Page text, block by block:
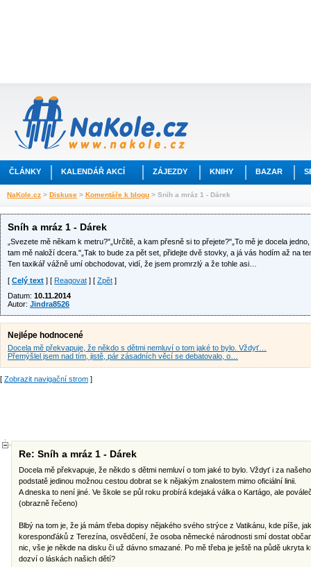
ČLÁNKY KALENDÁŘ AKCÍ ZÁJEZDY KNIHY BAZAR
NaKole.cz > Diskuse > Komentáře k blogu > Sníh a mráz 1 - Dárek
Sníh a mráz 1 - Dárek
„Svezete mě někam k metru?"„Určitě, a kam přesně si to přejete?"„To mě je docela
tam mě naloží dcera."„Tak to bude za pět set, přidejte dvě stovky, a já vás hodím až na
Ten taxikář vážně umí obchodovat, vidí, že jsem promrzlý a že tohle asi…
[ Celý text ] [ Reagovat ] [ Zpět ]
Datum: 10.11.2014
Autor: Jindra8526
Nejlépe hodnocené
Docela mě překvapuje, že někdo s dětmi nemluví o tom jaké to bylo. Vždyť…
Přemýšlel jsem nad tím, jistě, pár zásadních věcí se debatovalo, o…
[ Zobrazit navigační strom ]
Re: Sníh a mráz 1 - Dárek
Docela mě překvapuje, že někdo s dětmi nemluví o tom jaké to bylo. Vždyť i za
podstatě jedinou možnou cestou dobrat se k nějakým znalostem mimo oficiální linii.
A dneska to není jiné. Ve škole se půl roku probírá kdejaká válka o Kartágo, ale
(obrazně řečeno)
Blbý na tom je, že já mám třeba dopisy nějakého svého strýce z Vatikánu, kde píše,
koresponďáků z Terezína, osvědčení, že osoba německé národnosti smí dostat
nic, vše je někde na disku či už dávno smazané. Po mě třeba je ještě na půdě ukryta
dozví o láskách našich dětí?